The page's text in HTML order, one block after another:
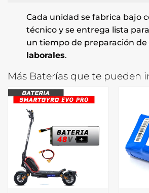
Cada unidad se fabrica bajo
técnico y se entrega lista
un tiempo de preparación de
laborales.
Más Baterías que te pueden